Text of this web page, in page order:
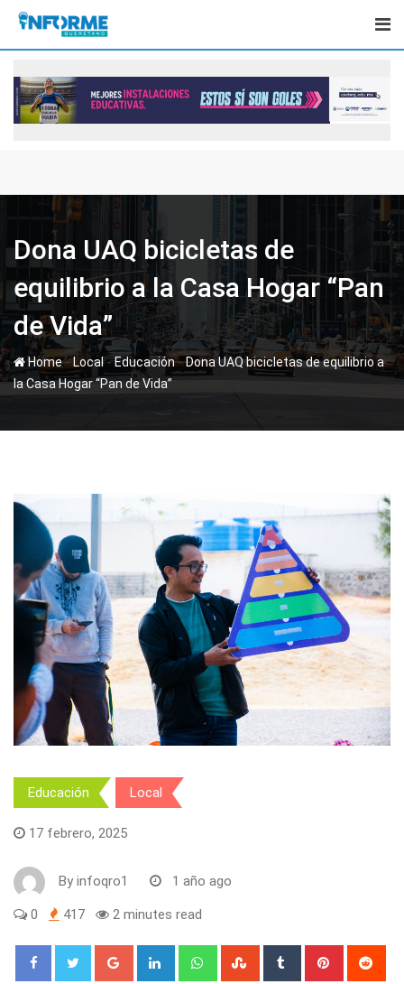
Skip
content
Dona UAQ bicicletas de
equilibrio a la Casa Hogar “Pan
de Vida”
Home-Local-Educación-Dona UAQ bicicletas de equilibrio a
la Casa Hogar “Pan de Vida”
Educación Local
17 febrero, 2025
By infoqro1 1 año ago
0 417 2 minutes read
Google+ LinkedIn WhatsappStumbleUpon
Tumblr Pinterest